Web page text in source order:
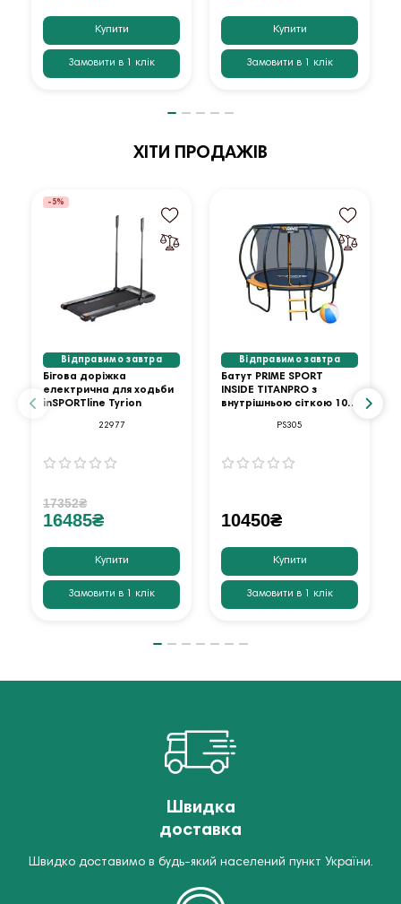
Купити
Замовити в 1 клік
Купити
Замовити в 1 клік
ХІТИ ПРОДАЖІВ
-5%
Відправимо завтра
Бігова доріжка
електрична для ходьби
inSPORTline Tyrion
22977
17352₴
16485₴
Купити
Замовити в 1 клік
Відправимо завтра
Батут PRIME SPORT
INSIDE TITANPRO з
внутрішньою сіткою 10
PS305
10450₴
Купити
Замовити в 1 клік
Швидка
доставка
Швидко доставимо в будь-який населений пункт України.